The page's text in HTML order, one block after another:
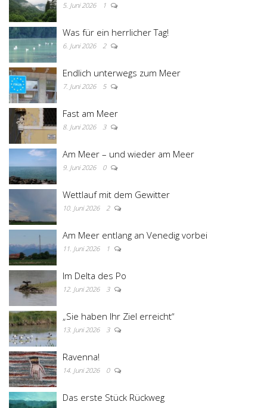
5. Juni 2026 1
Was für ein herrlicher Tag!
6. Juni 2026 2
Endlich unterwegs zum Meer
7. Juni 2026 5
Fast am Meer
8. Juni 2026 3
Am Meer – und wieder am Meer
9. Juni 2026 0
Wettlauf mit dem Gewitter
10. Juni 2026 2
Am Meer entlang an Venedig vorbei
11. Juni 2026 1
Im Delta des Po
12. Juni 2026 3
„Sie haben Ihr Ziel erreicht“
13. Juni 2026 3
Ravenna!
14. Juni 2026 0
Das erste Stück Rückweg